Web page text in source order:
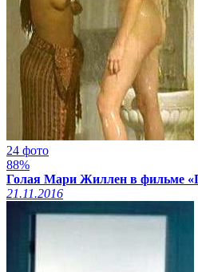
24 фото
88%
Голая Мари Жиллен в фильме
21.11.2016